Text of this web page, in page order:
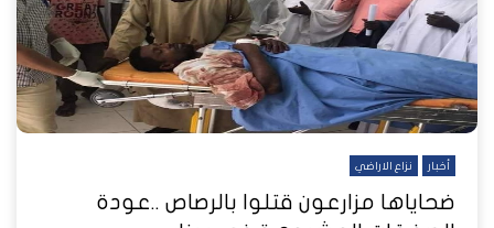
أخبار نزاع الاراضي
ضحاياها مزارعون قتلوا بالرصاص ..عودة